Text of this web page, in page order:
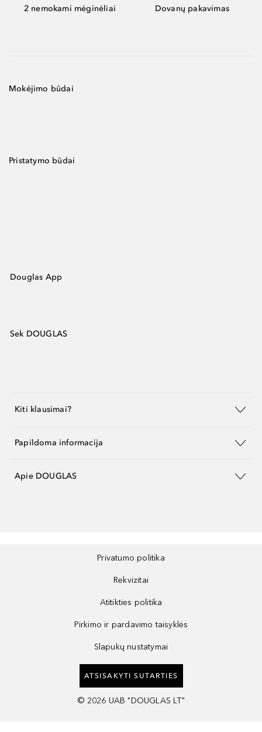
2 nemokami mėginėliai Dovanų pakavimas
Mokėjimo būdai
Pristatymo būdai
Douglas App
Sek DOUGLAS
Kiti klausimai?
Papildoma informacija
Apie DOUGLAS
Privatumo politika
Rekvizitai
Atitikties politika
Pirkimo ir pardavimo taisyklės
Slapukų nustatymai
ATSISAKYTI SUTARTIES
© 2026 UAB "DOUGLAS LT"